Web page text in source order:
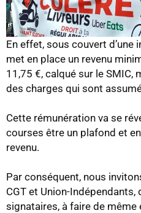
En effet, sous couvert
met en place un revenu
11,75 €, calqué sur le SMIC,
des charges qui sont
Cette rémunération va se
courses être un plafond et
revenu.
Par conséquent, nous
CGT et Union-Indépendants,
signataires, à faire de même